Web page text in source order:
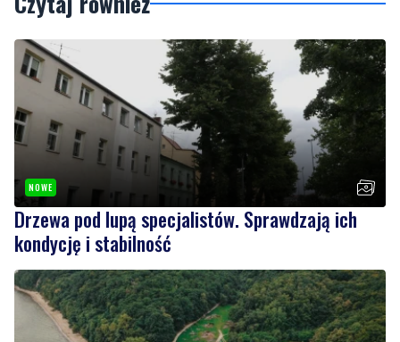
NOWE
Drzewa pod lupą specjalistów. Sprawdzają ich
kondycję i stabilność